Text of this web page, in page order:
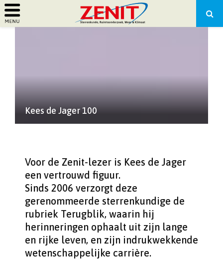
PRIMARY
Kees de Jager 100
Voor de Zenit-lezer is Kees de Jager
een vertrouwd figuur.
Sinds 2006 verzorgt deze
gerenommeerde sterrenkundige de
rubriek Terugblik, waarin hij
herinneringen ophaalt uit zijn lange
en rijke leven, en zijn indrukwekkende
wetenschappelijke carrière.